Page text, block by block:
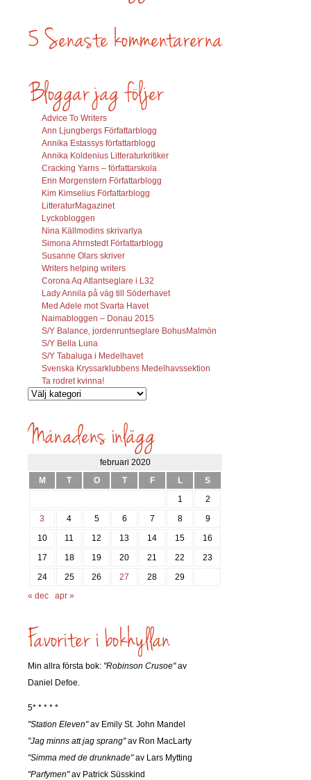
Advice To Writers
Ann Ljungbergs Författarblogg
Annika Estassys författarblogg
Annika Koldenius Litteraturkritiker
Cracking Yarns – författarskola
Erin Morgenstern Författarblogg
Kim Kimselius Författarblogg
LitteraturMagazinet
Lyckobloggen
Nina Källmodins skrivarlya
Simona Ahrnstedt Författarblogg
Susanne Olars skriver
Writers helping writers
Corona Aq Atlantseglare i L32
Lady Annila på väg till Söderhavet
Med Adele mot Svarta Havet
Naimabloggen – Donau 2015
S/Y Balance, jordenruntseglare BohusMalmön
S/Y Bella Luna
S/Y Tabaluga i Medelhavet
Svenska Kryssarklubbens Medelhavssektion
Ta rodret kvinna!
Vilka
söks?
februari 2020
M
T O T F L
S
1
2
3
4 5 6 7 8
9
10
11 12 13 14 15
16
17
18 19 20 21 22
23
24
25 26 27 28
29
« dec
apr »
Min allra första bok: "Robinson Crusoe"av
Daniel Defoe.
5* * * * *
"Station Eleven"av Emily St. John Mandel
"Jag minns att jag sprang"av Ron MacLarty
"Simma med de drunknade"av Lars Mytting
"Parfymen"av Patrick Süsskind